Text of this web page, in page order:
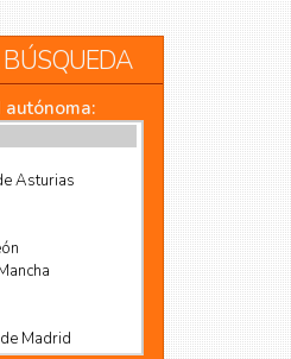
autónoma: